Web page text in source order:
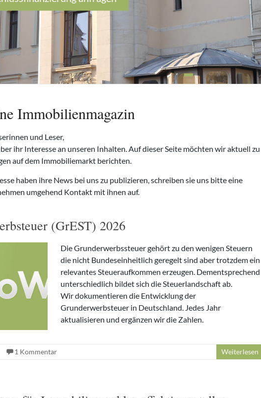
Immobilienmagazin
und Leser,
ihr Interesse an unseren Inhalten. Auf dieser Seite möchten wir aktuell zu
auf dem Immobiliemarkt berichten.
haben ihre News bei uns zu publizieren, schreiben sie uns bitte eine
umgehend Kontakt mit ihnen auf.
(GrEST) 2026
Die Grunderwerbssteuer gehört zu den wenigen Steuern
die nicht Bundeseinheitlich geregelt sind aber trotzdem ein
relevantes Steueraufkommen erzeugen. Dementsprechend
unterschiedlich bildet sich die Steuerlandschaft ab.
Wir dokumentieren die Entwicklung der
Grunderwerbsteuer in Deutschland. Jedes Jahr
aktualisieren und ergänzen wir die Zahlen.
1 Kommentar Weiterlesen